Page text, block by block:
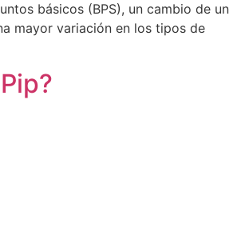
básicos (BPS), un cambio de un
mayor variación en los tipos de